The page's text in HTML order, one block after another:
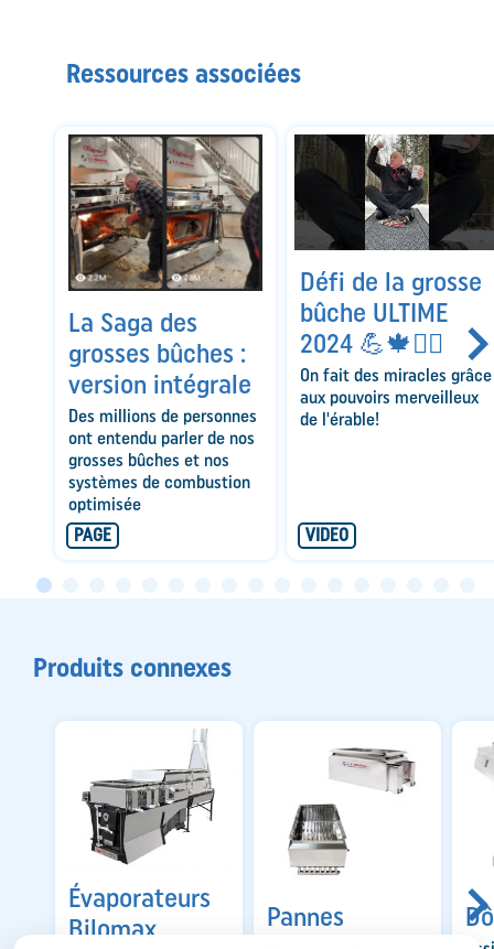
Ressources associées
PAGE
La Saga des
grosses bûches :
version intégrale
Des millions de personnes
ont entendu parler de nos
grosses bûches et nos
systèmes de combustion
optimisée
VIDEO
Défi de la grosse
bûche ULTIME
2024 💪🍁🧞‍♂️
On fait des miracles grâce
aux pouvoirs merveilleux
de l'érable!
Produits connexes
Évaporateurs
Bilomax
Pannes